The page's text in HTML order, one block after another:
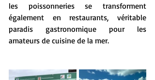
les poissonneries se transforment
également en restaurants, véritable
paradis gastronomique pour les
amateurs de cuisine de la mer.